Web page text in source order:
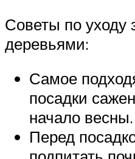
Советы по уходу
деревьями:
Самое
посадки
начало весны.
Перед